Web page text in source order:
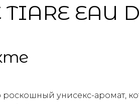
EAU
роскошный унисекс-